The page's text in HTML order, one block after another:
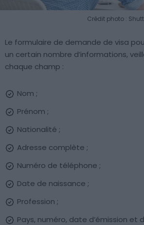
Crédit photo :
Le formulaire de demande de visa
un certain nombre d’informations,
chaque champ :
Nom ;
Prénom ;
Nationalité ;
Adresse complète ;
Numéro de téléphone ;
Date de naissance ;
Profession ;
Pays, numéro, date d’émission et